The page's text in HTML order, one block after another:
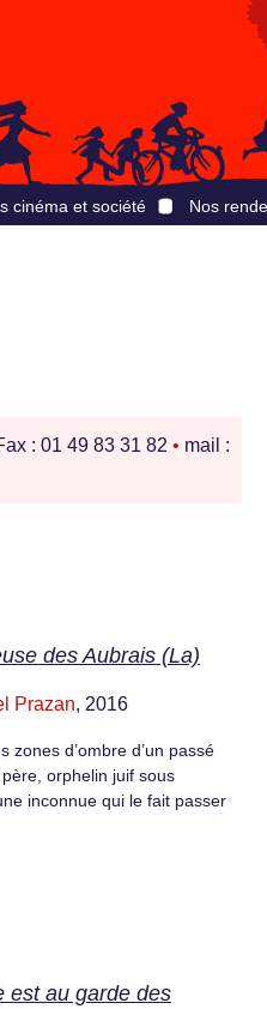
cinéma et société Nos
: 01 49 83 31 82 • mail :
des Aubrais (La)
Prazan, 2016
zones d’ombre d’un passé
orphelin juif sous
inconnue qui le fait passer
est au garde des